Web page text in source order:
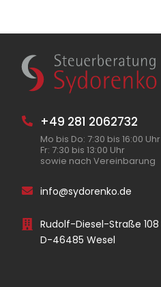
+49 281 2062732
Mo bis Do: 7:30 bis 16:00 Uhr
Fr: 7:30 bis 13:00 Uhr
sowie nach Vereinbarung
info@sydorenko.de
Rudolf-Diesel-Straße 108
D-46485 Wesel